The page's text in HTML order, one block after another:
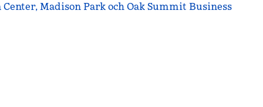
Madison Park och Oak Summit Business